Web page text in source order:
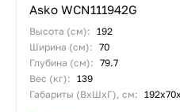
Asko WCN111942G
Высота (см): 192
Ширина (см): 70
Глубина (см): 79.7
Вес (кг): 139
Габариты (ВхШхГ), см: